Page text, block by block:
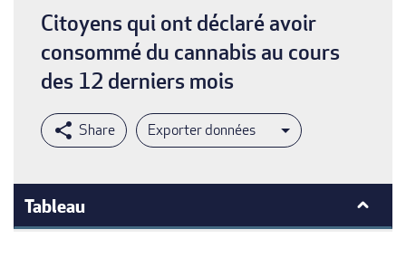
d'Ariane
Citoyens qui ont déclaré avoir
consommé du cannabis au cours
des 12 derniers mois
Exporter données
Tableau